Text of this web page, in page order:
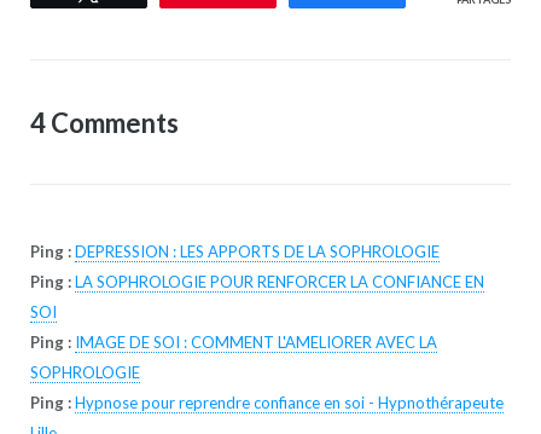
4 Comments
Ping :DEPRESSION : LES APPORTS DE LA SOPHROLOGIE
Ping :LA SOPHROLOGIE POUR RENFORCER LA CONFIANCE EN
SOI
Ping : IMAGE DE SOI : COMMENT L'AMELIORER AVEC LA
SOPHROLOGIE
Ping :Hypnose pour reprendre confiance en soi - Hypnothérapeute